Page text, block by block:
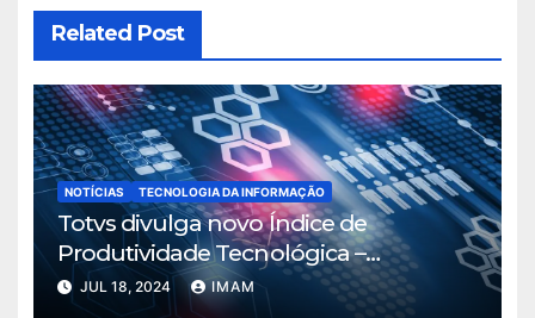
Related Post
NOTÍCIAS TECNOLOGIA DA INFORMAÇÃO
Totvs divulga novo Índice de
Produtividade Tecnológica –
Manufatura
JUL 18, 2024 IMAM